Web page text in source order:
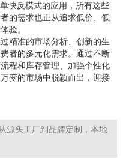
快反模式的应用，所有这些
的需求也正从追求低价、低
验。
精准的市场分析、创新的生
者的多元化需求。通过不断
程和库存管理、加强个性化
变的市场中脱颖而出，迎接
源头工厂到品牌定制，本地